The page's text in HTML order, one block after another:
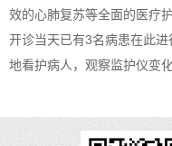
效的心肺复苏等全面的医疗护
开诊当天已有3名病患在此
地看护病人，观察监护仪变